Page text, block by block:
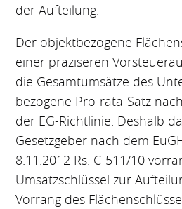
der Aufteilung.
Der objektbezogene
einer präziseren
die Gesamtumsätze des
bezogene Pro-rata-Satz
der EG-Richtlinie. Deshalb
Gesetzgeber nach dem
8.11.2012 Rs. C-511/10
Umsatzschlüssel zur
Vorrang des